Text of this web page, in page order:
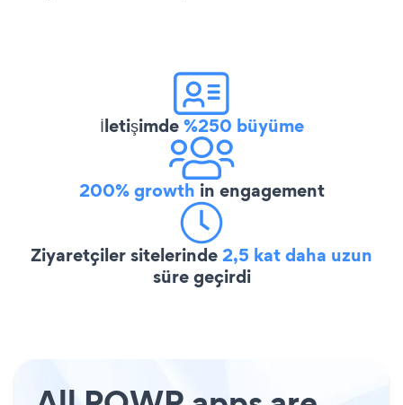
İletişimde%250 büyüme
200% growth in engagement
Ziyaretçiler sitelerinde2,5 kat daha uzun
süre geçirdi